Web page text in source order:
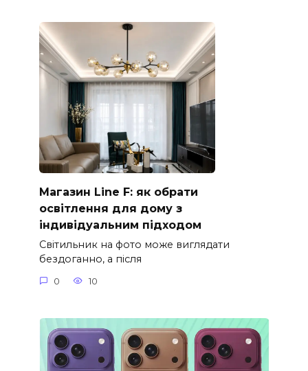
Магазин Line F: як обрати
освітлення для дому з
індивідуальним підходом
Світильник на фото може виглядати
бездоганно, а після
0 10